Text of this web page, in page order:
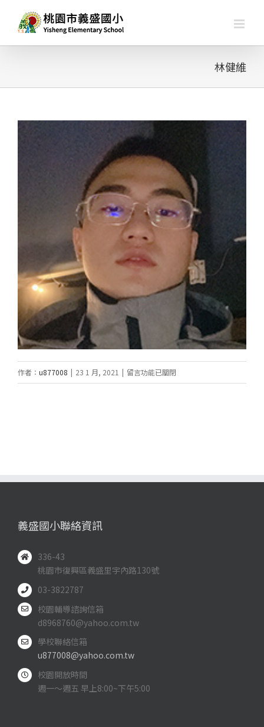
林健維
作者： u877008 | 23 1 月, 2021 | 在
〈林
留言功能已關閉
義盛國小聯絡資訊
336-43
桃園市復興區義盛里宇內路130號
03-3822787
校園輔導諮詢信箱
d8968760@yahoo.com.tw
學校聯絡信箱
u877008@yahoo.com.tw
校園開放時間
週一～週五 早上8:00~下午5:00